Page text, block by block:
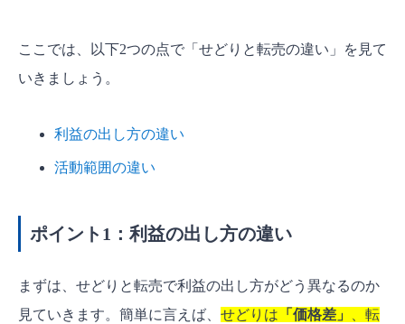
ここでは、以下2つの点で「せどりと転売の違い」を見て
いきましょう。
利益の出し方の違い
活動範囲の違い
ポイント1：利益の出し方の違い
まずは、せどりと転売で利益の出し方がどう異なるのか
見ていきます。簡単に言えば、 せどりは 「 価格差 」
、転